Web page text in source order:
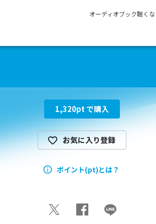
オーディオブック聴く
1,320pt で購入
お気に入り登録
ポイント(pt)とは？